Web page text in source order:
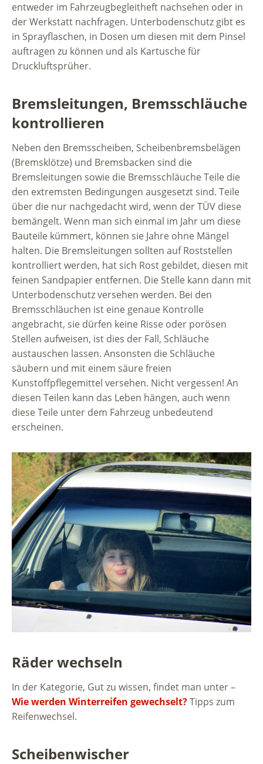
entweder im Fahrzeugbegleitheft nachsehen oder in
der Werkstatt nachfragen. Unterbodenschutz gibt es
in Sprayflaschen, in Dosen um diesen mit dem Pinsel
auftragen zu können und als Kartusche für
Druckluftsprüher.
Bremsleitungen, Bremsschläuche
kontrollieren
Neben den Bremsscheiben, Scheibenbremsbelägen
(Bremsklötze) und Bremsbacken sind die
Bremsleitungen sowie die Bremsschläuche Teile die
den extremsten Bedingungen ausgesetzt sind. Teile
über die nur nachgedacht wird, wenn der TÜV diese
bemängelt. Wenn man sich einmal im Jahr um diese
Bauteile kümmert, können sie Jahre ohne Mängel
halten. Die Bremsleitungen sollten auf Roststellen
kontrolliert werden, hat sich Rost gebildet, diesen mit
feinen Sandpapier entfernen. Die Stelle kann dann mit
Unterbodenschutz versehen werden. Bei den
Bremsschläuchen ist eine genaue Kontrolle
angebracht, sie dürfen keine Risse oder porösen
Stellen aufweisen, ist dies der Fall, Schläuche
austauschen lassen. Ansonsten die Schläuche
säubern und mit einem säure freien
Kunstoffpflegemittel versehen. Nicht vergessen! An
diesen Teilen kann das Leben hängen, auch wenn
diese Teile unter dem Fahrzeug unbedeutend
erscheinen.
Räder wechseln
In der Kategorie, Gut zu wissen, findet man unter –
Wie werden Winterreifen gewechselt?Tipps zum
Reifenwechsel.
Scheibenwischer